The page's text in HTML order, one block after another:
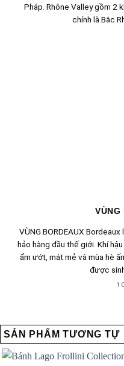
Pháp. Rhône Valley gồm 2
chính là Bắc
VÙNG
VÙNG BORDEAUX
hảo hàng đầu thế giới. Khí
ẩm ướt, mát mẻ và mùa hè
được
1
SẢN PHẨM TƯƠNG TỰ